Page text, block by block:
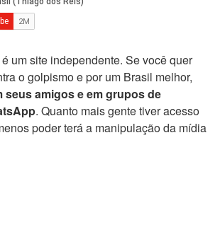
é um site independente. Se você quer
o golpismo e por um Brasil melhor,
seus amigos e em grupos de
. Quanto mais gente tiver acesso
poder terá a manipulação da mídia